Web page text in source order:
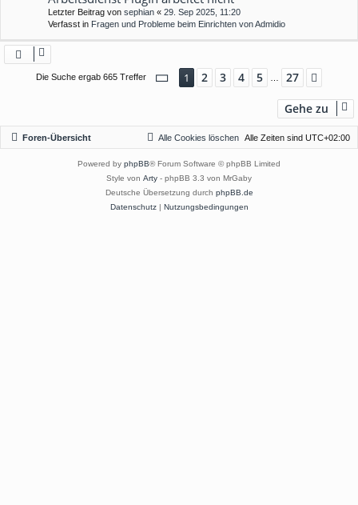
Letzter Beitrag von sephian « 29. Sep 2025, 11:20
Verfasst in Fragen und Probleme beim Einrichten von Admidio
Die Suche ergab 665 Treffer Seite 1 von 27
1 2 3 4 5 27
Gehe zu
Foren-Übersicht Alle Zeiten sind UTC+02:00
Alle Cookies löschen
Powered by phpBB® Forum Software © phpBB Limited
Style von Arty - phpBB 3.3 von MrGaby
Deutsche Übersetzung durch phpBB.de
Datenschutz| Nutzungsbedingungen